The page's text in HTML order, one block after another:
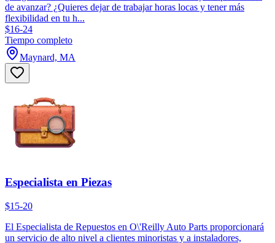
de avanzar? ¿Quieres dejar de trabajar horas locas y tener más
flexibilidad en tu h...
$16-24
Tiempo completo
Maynard, MA
Especialista en Piezas
$15-20
El Especialista de Repuestos en O\'Reilly Auto Parts proporcionará
un servicio de alto nivel a clientes minoristas y a instaladores,